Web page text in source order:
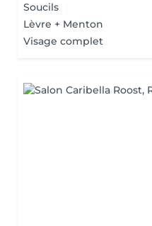
Soucils
Lèvre + Menton
Visage complet